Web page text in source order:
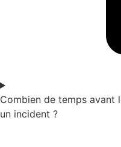
Combien de temps avant
un incident ?